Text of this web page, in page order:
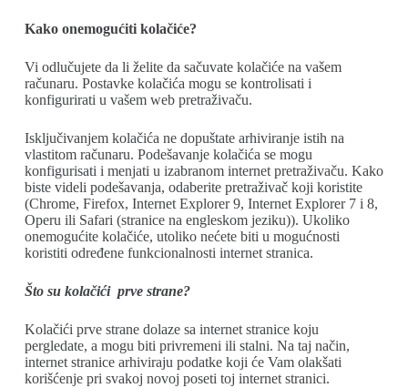
Kako onemogućiti kolačiće?
Vi odlučujete da li želite da sačuvate kolačiće na vašem
računaru. Postavke kolačića mogu se kontrolisati i
konfigurirati u vašem web pretraživaču.
Isključivanjem kolačića ne dopuštate arhiviranje istih na
vlastitom računaru. Podešavanje kolačića se mogu
konfigurisati i menjati u izabranom internet pretraživaču. Kako
biste videli podešavanja, odaberite pretraživač koji koristite
(Chrome, Firefox, Internet Explorer 9, Internet Explorer 7 i 8,
Operu ili Safari (stranice na engleskom jeziku)). Ukoliko
onemogućite kolačiće, utoliko nećete biti u mogućnosti
koristiti određene funkcionalnosti internet stranica.
Što su kolačići prve strane?
Kolačići prve strane dolaze sa internet stranice koju
pergledate, a mogu biti privremeni ili stalni. Na taj način,
internet stranice arhiviraju podatke koji će Vam olakšati
korišćenje pri svakoj novoj poseti toj internet stranici.